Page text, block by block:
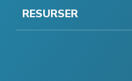
RESURSER